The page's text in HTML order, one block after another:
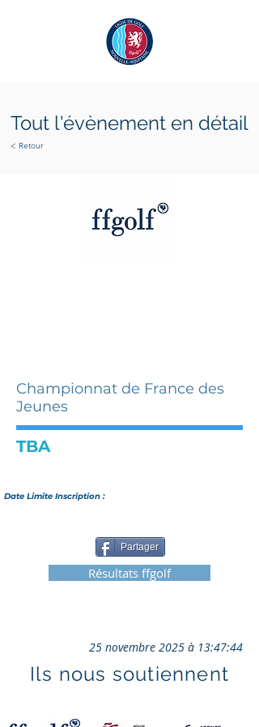
Tout l'évènement en détail
< Retour
Championnat de France des
Jeunes
TBA
Date Limite Inscription :
Partager
Résultats ffgolf
25 novembre 2025 à 13:47:44
Ils nous soutiennent